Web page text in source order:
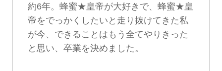
約6年。蜂蜜★皇帝が大好きで、蜂蜜★皇
帝をでっかくしたいと走り抜けてきた私
が今、できることはもう全てやりきった
と思い、卒業を決めました。